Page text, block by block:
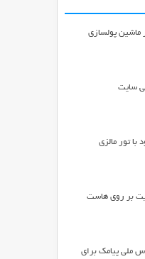
ماشین پولسازی
سایت
با تور مالزی
بر روی هاست
ملی پیامک برای